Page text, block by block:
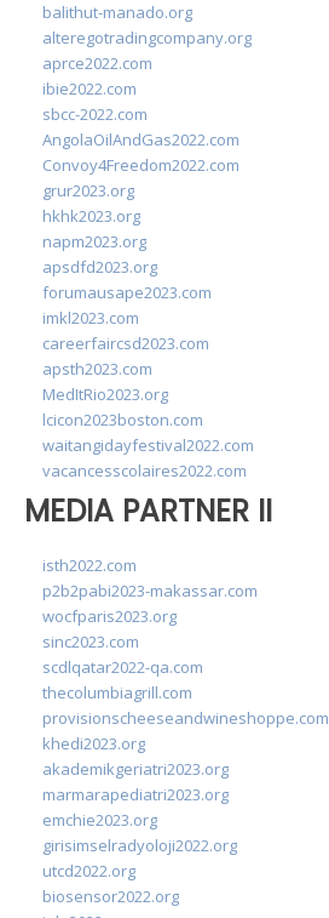
balithut-manado.org
alteregotradingcompany.org
aprce2022.com
ibie2022.com
sbcc-2022.com
AngolaOilAndGas2022.com
Convoy4Freedom2022.com
grur2023.org
hkhk2023.org
napm2023.org
apsdfd2023.org
forumausape2023.com
imkl2023.com
careerfaircsd2023.com
apsth2023.com
MedItRio2023.org
lcicon2023boston.com
waitangidayfestival2022.com
vacancesscolaires2022.com
MEDIA PARTNER II
isth2022.com
p2b2pabi2023-makassar.com
wocfparis2023.org
sinc2023.com
scdlqatar2022-qa.com
thecolumbiagrill.com
provisionscheeseandwineshoppe.com
khedi2023.org
akademikgeriatri2023.org
marmarapediatri2023.org
emchie2023.org
girisimselradyoloji2022.org
utcd2022.org
biosensor2022.org